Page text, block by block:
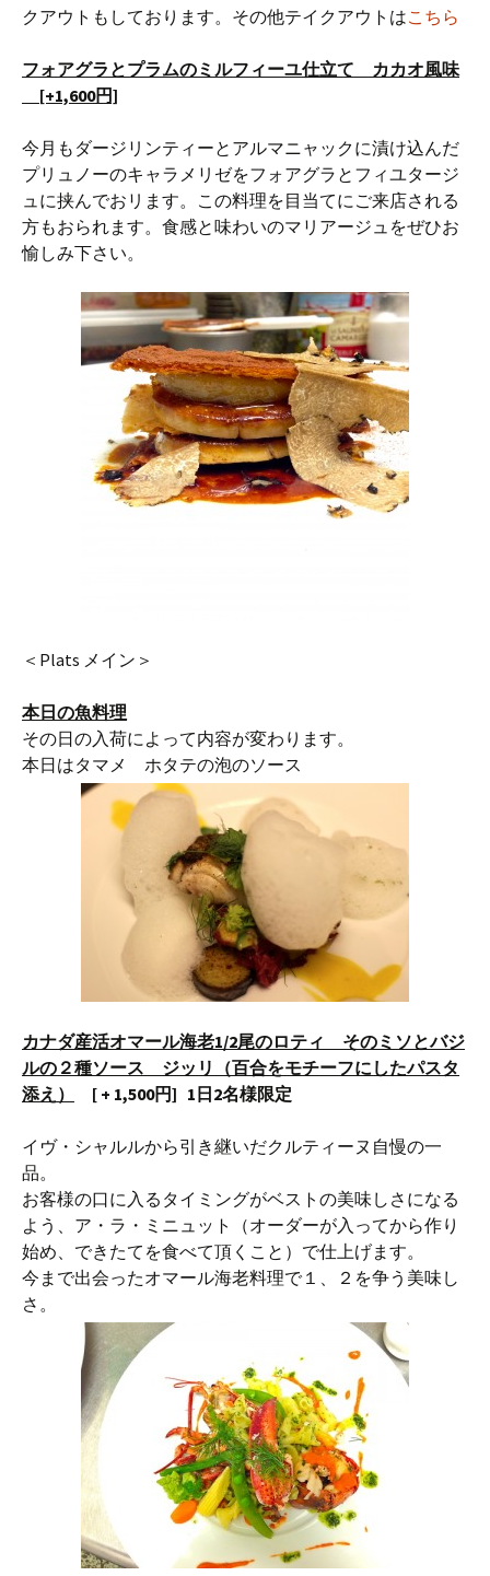
クアウトもしております。その他テイクアウトはこちら
フォアグラとプラムのミルフィーユ仕立て カカオ風味
[+1,600円]
今月もダージリンティーとアルマニャックに漬け込んだ
プリュノーのキャラメリゼをフォアグラとフィユタージ
ュに挟んでおリます。この料理を目当てにご来店される
方もおられます。食感と味わいのマリアージュをぜひお
愉しみ下さい。
＜Plats メイン＞
本日の魚料理
その日の入荷によって内容が変わります。
本日はタマメ ホタテの泡のソース
カナダ産活オマール海老1/2尾のロティ そのミソとバジ
ルの２種ソース ジッリ（百合をモチーフにしたパスタ
添え）
[ + 1,500円] 1日2名様限定
イヴ・シャルルから引き継いだクルティーヌ自慢の一
品。
お客様の口に入るタイミングがベストの美味しさになる
よう、ア・ラ・ミニュット（オーダーが入ってから作り
始め、できたてを食べて頂くこと）で仕上げます。
今まで出会ったオマール海老料理で１、２を争う美味し
さ。